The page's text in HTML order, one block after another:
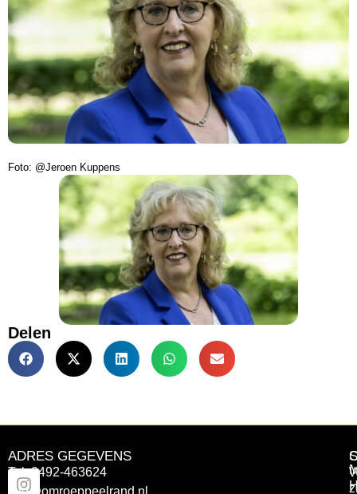
Foto: @Jeroen Kuppens
Delen
ADRES GEGEVENS
Tel: 0492-463624